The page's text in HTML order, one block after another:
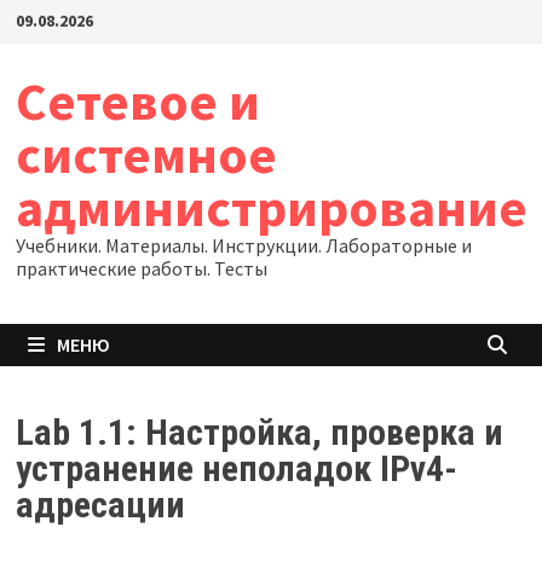
Перейти
09.08.2026
Сетевое и
системное
администрирование
Учебники. Материалы. Инструкции. Лабораторные и
практические работы. Тесты
МЕНЮ
Lab 1.1: Настройка, проверка и
устранение неполадок IPv4-
адресации